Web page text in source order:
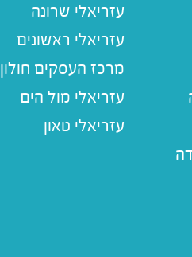
עזריאלי שרונה
עזריאלי ראשונים
מרכז העסקים חולון
עזריאלי מול הים
עזריאלי טאון